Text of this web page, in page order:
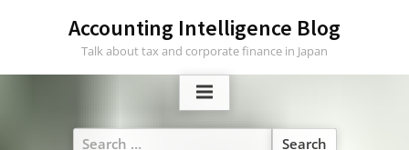
Accounting Intelligence Blog
Talk about tax and corporate finance in Japan
Search